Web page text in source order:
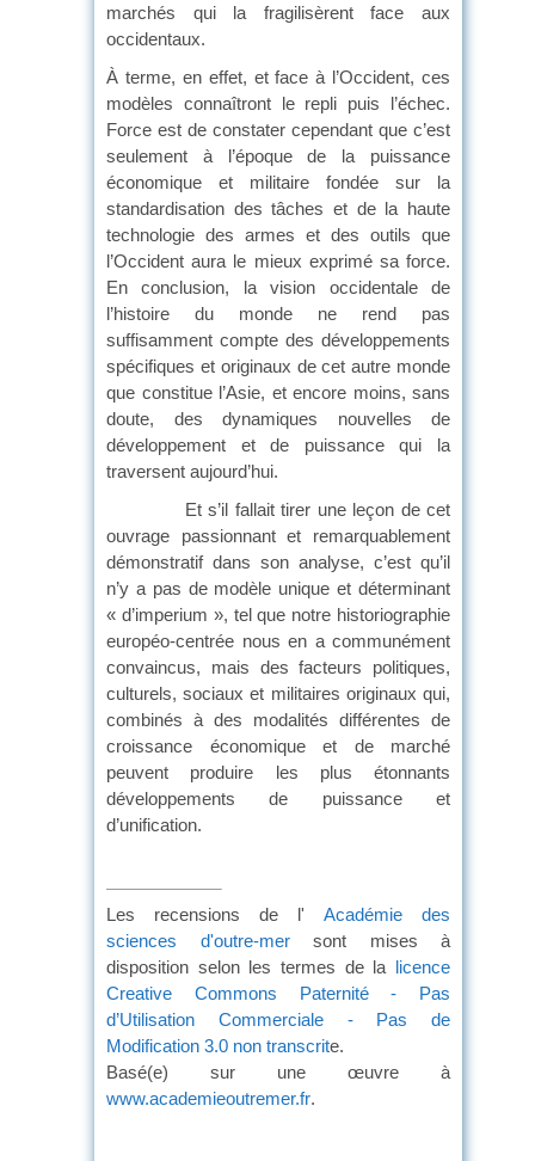
marchés qui la fragilisèrent face aux
occidentaux.
À terme, en effet, et face à l’Occident, ces
modèles connaîtront le repli puis l’échec.
Force est de constater cependant que c’est
seulement à l’époque de la puissance
économique et militaire fondée sur la
standardisation des tâches et de la haute
technologie des armes et des outils que
l’Occident aura le mieux exprimé sa force.
En conclusion, la vision occidentale de
l’histoire du monde ne rend pas
suffisamment compte des développements
spécifiques et originaux de cet autre monde
que constitue l’Asie, et encore moins, sans
doute, des dynamiques nouvelles de
développement et de puissance qui la
traversent aujourd’hui.
Et s’il fallait tirer une leçon de cet
ouvrage passionnant et remarquablement
démonstratif dans son analyse, c’est qu’il
n’y a pas de modèle unique et déterminant
« d’imperium », tel que notre historiographie
européo-centrée nous en a communément
convaincus, mais des facteurs politiques,
culturels, sociaux et militaires originaux qui,
combinés à des modalités différentes de
croissance économique et de marché
peuvent produire les plus étonnants
développements de puissance et
d’unification.
Les recensions de l' Académie des
sciences d'outre-mersont mises à
disposition selon les termes de la licence
Creative Commons Paternité - Pas
d’Utilisation Commerciale - Pas de
Modification 3.0 non transcrite.
Basé(e) sur une œuvre à
www.academieoutremer.fr.